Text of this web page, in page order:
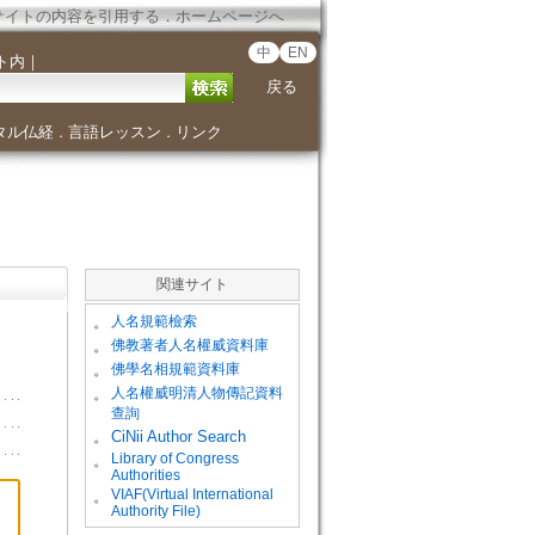
イトの内容を引用する．ホームページへ
内 ｜ 中 EN
戻る
ル仏経． 言語レッスン ． リンク
関連サイト
。 人名規範檢索
。 佛教著者人名權威資料庫
。 佛學名相規範資料庫
。
人名權威明清人物傳記資料
查詢
。
CiNii Author Search
。
Library of Congress
Authorities
。
VIAF(Virtual International
Authority File)